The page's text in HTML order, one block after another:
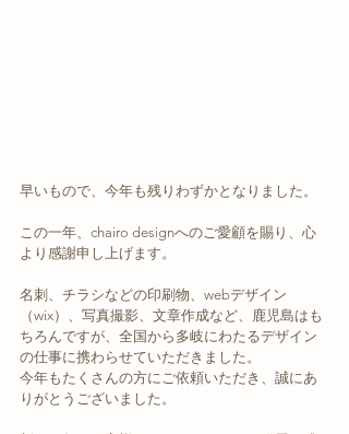
早いもので、今年も残りわずかとなりました。
この一年、chairo designへのご愛顧を賜り、心
より感謝申し上げます。
名刺、チラシなどの印刷物、webデザイン
（wix）、写真撮影、文章作成など、鹿児島はも
ちろんですが、全国から多岐にわたるデザイン
の仕事に携わらせていただきました。
今年もたくさんの方にご依頼いただき、誠にあ
りがとうございました。